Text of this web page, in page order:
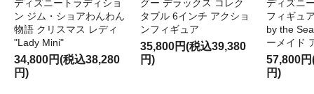
ディズニートラディショ
ン ジム・ショアわんわん
物語 クリスマス レディ
"Lady Mini"
34,800円(税込38,280
円)
グー デラックス コレク
タブル 6インチ アクショ
ンフィギュア
35,800円(税込39,380
円)
ディズニ
フィギュ
by the
ーメイド
57,800
円)